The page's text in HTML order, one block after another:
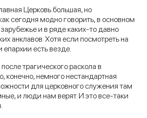
Церковь большая, но
сегодня модно говорить, в основном
и в ряде каких-то давно
анклавов. Хотя если посмотреть на
епархии есть везде.
трагического раскола в
конечно, немного нестандартная
для церковного служения там
и люди нам верят. И это все-таки